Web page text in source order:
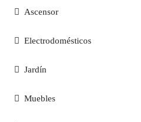
Ascensor
Electrodomésticos
Jardín
Muebles